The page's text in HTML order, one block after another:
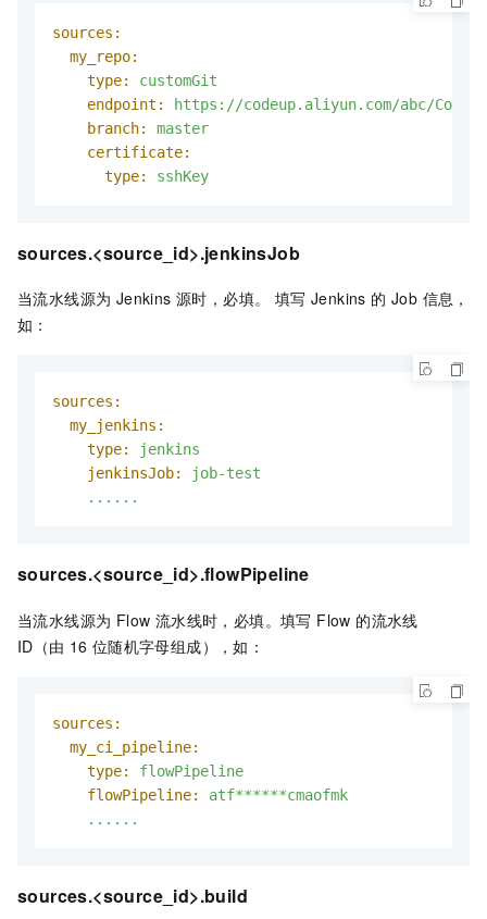
sources:
my_repo:
type:
customGit
endpoint:
https://codeup.aliyun.com/abc/
branch:
master
certificate:
type:
sshKey
sources.<source_id>.jenkinsJob
当流水线源为 Jenkins 源时，必填。 填写 Jenkins 的 Job 信息，
如：
sources:
my_jenkins:
type:
jenkins
jenkinsJob:
job-test
......
sources.<source_id>.flowPipeline
当流水线源为 Flow 流水线时，必填。填写 Flow 的流水线
ID（由 16 位随机字母组成），如：
sources:
my_ci_pipeline:
type:
flowPipeline
flowPipeline:
atf******cmaofmk
......
sources.<source_id>.build